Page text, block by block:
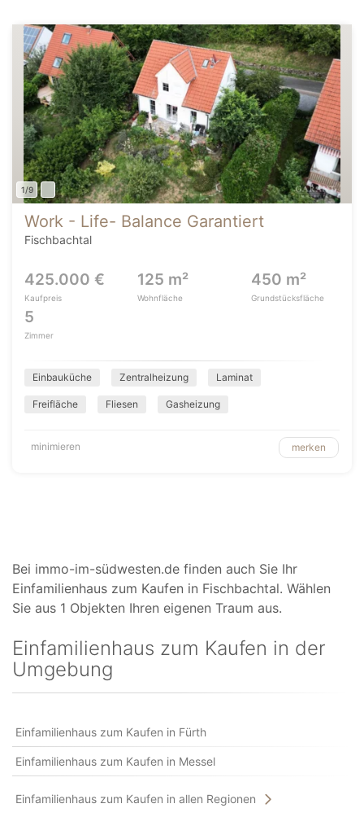
1/9
Work - Life- Balance Garantiert
Fischbachtal
425.000 €
Kaufpreis
125 m²
Wohnfläche
450 m²
Grundstücksfläche
5
Zimmer
Einbauküche Zentralheizung Laminat
Freifläche Fliesen Gasheizung
minimieren merken
Bei immo-im-südwesten.de finden auch Sie Ihr
Einfamilienhaus zum Kaufen in Fischbachtal. Wählen
Sie aus 1 Objekten Ihren eigenen Traum aus.
Einfamilienhaus zum Kaufen in der
Umgebung
Einfamilienhaus zum Kaufen in Fürth
Einfamilienhaus zum Kaufen in Messel
Einfamilienhaus zum Kaufen in allen Regionen